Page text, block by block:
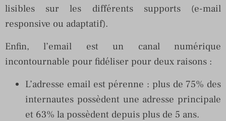
lisibles sur les différents supports (e-mail
responsive ou adaptatif).
Enfin, l’email est un canal numérique
incontournable pour fidéliser pour deux raisons :
L’adresse email est pérenne : plus de 75% des
internautes possèdent une adresse principale
et 63% la possèdent depuis plus de 5 ans.